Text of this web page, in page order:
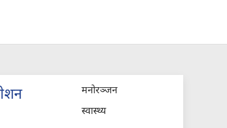
मनोरञ्जन
स्वास्थ्य